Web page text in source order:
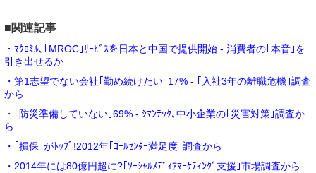
■関連記事
・ﾏｸﾛﾐﾙ､｢MROC｣ｻｰﾋﾞｽを日本と中国で提供開始 - 消費者の｢本音｣を
引き出せるか
・第1志望でない会社｢勤め続けたい｣17% - ｢入社3年の離職危機｣調査
から
・｢防災準備していない｣69% - ｼﾏﾝﾃｯｸ､中小企業の｢災害対策｣調査か
ら
・｢損保｣がﾄｯﾌﾟ!2012年｢ｺｰﾙｾﾝﾀｰ満足度｣調査から
・2014年には80億円超に?｢ｿｰｼｬﾙﾒﾃﾞｨｱﾏｰｹﾃｨﾝｸﾞ支援｣市場調査から